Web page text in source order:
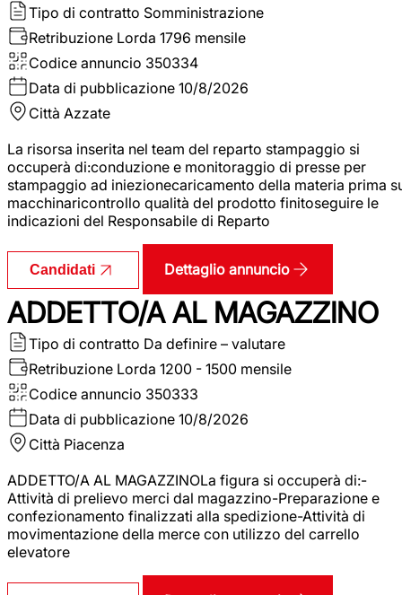
Tipo di contratto Somministrazione
Retribuzione Lorda 1796 mensile
Codice annuncio 350334
Data di pubblicazione 10/8/2026
Città Azzate
La risorsa inserita nel team del reparto stampaggio si
occuperà di:conduzione e monitoraggio di presse per
stampaggio ad iniezionecaricamento della materia prima
macchinaricontrollo qualità del prodotto finitoseguire le
indicazioni del Responsabile di Reparto
Candidati Dettaglio annuncio
ADDETTO/A AL MAGAZZINO
Tipo di contratto Da definire – valutare
Retribuzione Lorda 1200 - 1500 mensile
Codice annuncio 350333
Data di pubblicazione 10/8/2026
Città Piacenza
ADDETTO/A AL MAGAZZINOLa figura si occuperà di:-
Attività di prelievo merci dal magazzino-Preparazione e
confezionamento finalizzati alla spedizione-Attività di
movimentazione della merce con utilizzo del carrello
elevatore